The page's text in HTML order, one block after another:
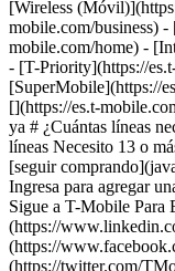
[Wireless
mobile.com/business) -
mobile.com/home) -
- [T-Priority](https://
[SuperMobile](https://
[](https://es.t-
ya # ¿Cuántas líneas
líneas Necesito 13 o
[seguir
Ingresa para agregar
Sigue a T-Mobile Para
(https://
(https://
(https://twitter.com/